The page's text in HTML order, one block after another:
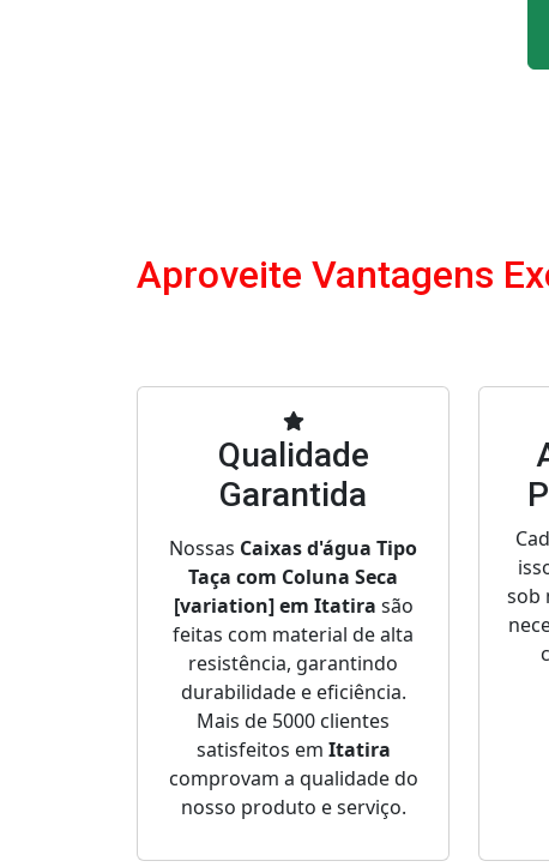
Aproveite Vantagens
Qualidade
Garantida
Nossas Caixas d'água Tipo
Taça com Coluna Seca
[variation] em Itatira são
feitas com material de alta
resistência, garantindo
durabilidade e eficiência.
Mais de 5000 clientes
satisfeitos em Itatira
comprovam a qualidade do
nosso produto e serviço.
sob